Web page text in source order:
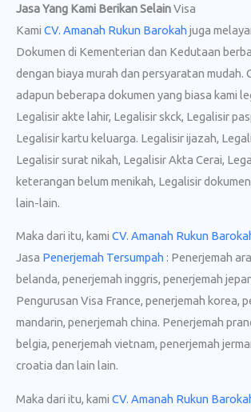
Jasa Yang Kami Berikan SelainVisa
Kami CV. Amanah Rukun Barokah juga
Dokumen di Kementerian dan Kedutaan
dengan biaya murah dan persyaratan mudah.
adapun beberapa dokumen yang biasa kami
Legalisir akte lahir, Legalisir skck, Legalisir
Legalisir kartu keluarga. Legalisir ijazah,
Legalisir surat nikah, Legalisir Akta Cerai,
keterangan belum menikah, Legalisir
lain-lain.
Maka dari itu, kami CV. Amanah Rukun
Jasa Penerjemah Tersumpah : Penerjemah
belanda, penerjemah inggris, penerjemah
Pengurusan Visa France, penerjemah korea,
mandarin, penerjemah china. Penerjemah
belgia, penerjemah vietnam, penerjemah
croatia dan lain lain.
Maka dari itu, kami CV. Amanah Rukun